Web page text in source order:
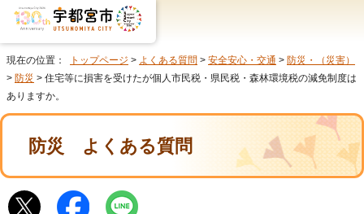
現在の位置： トップページ > よくある質問 > 安全安心・交通 > 防災・（災害）
> 防災 > 住宅等に損害を受けたが個人市民税・県民税・森林環境税の減免制度は
ありますか。
防災 よくある質問